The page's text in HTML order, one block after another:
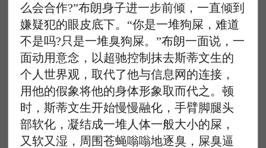
么会合作?”布朗身子进一步前倾，一直倾到
嫌疑犯的眼皮底下。“你是一堆狗屎，难道
不是吗?只是一堆臭狗屎。”布朗一面说，一
面动用意念，以超驰控制抹去斯蒂文生的
个人世界观，取代了他与信息网的连接，
用他的假象将他的身体形象取而代之。顿
时，斯蒂文生开始慢慢融化，手臂脚腿头
部软化，凝结成一堆人体一般大小的屎，
又软又湿，周围苍蝇嗡嗡地逐臭，屎臭逼